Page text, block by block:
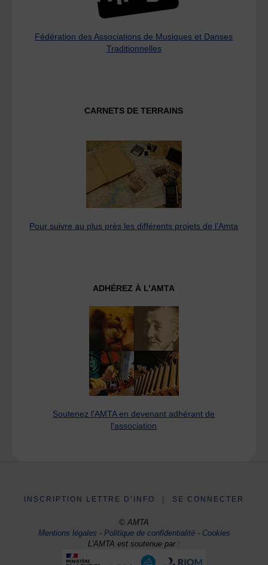
Fédération des Associations de Musiques et Danses
Traditionnelles
CARNETS DE TERRAINS
Pour suivre au plus près les différents projets de l’Amta
ADHÉREZ À L’AMTA
Soutenez l'AMTA en devenant adhérant de
l'association
INSCRIPTION LETTRE D’INFO SE CONNECTER
© AMTA
Mentions légales -Politique de confidentialité- Cookies
L'AMTA est soutenue par :